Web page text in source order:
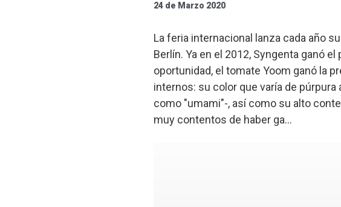
24 de Marzo 2020
La feria internacional lanza cada año
Berlín. Ya en el 2012, Syngenta ganó
oportunidad, el tomate Yoom ganó la
internos: su color que varía de
como "umami"-, así como su alto
muy contentos de haber ga...